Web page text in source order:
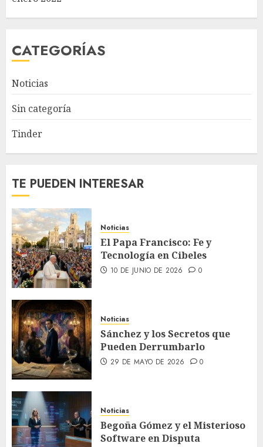
CATEGORÍAS
Noticias
Sin categoría
Tinder
TE PUEDEN INTERESAR
Noticias
El Papa Francisco: Fe y
Tecnología en Cibeles
10 DE JUNIO DE 2026 0
Noticias
Sánchez y los Secretos que
Pueden Derrumbarlo
29 DE MAYO DE 2026 0
Noticias
Begoña Gómez y el Misterioso
Software en Disputa